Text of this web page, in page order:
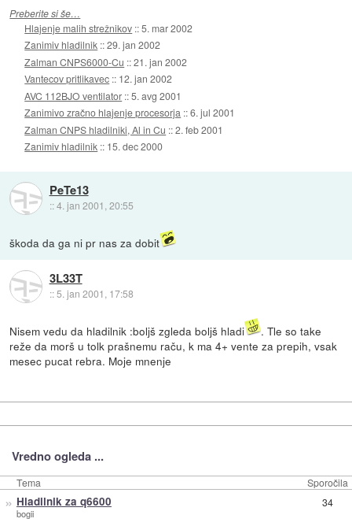
Preberite si še…
Hlajenje malih strežnikov ::5. mar 2002
Zanimiv hladilnik ::29. jan 2002
Zalman CNPS6000-Cu ::21. jan 2002
Vantecov pritlikavec :: 12. jan 2002
AVC 112BJO ventilator ::5. avg 2001
Zanimivo zračno hlajenje procesorja ::6. jul 2001
Zalman CNPS hladilniki, Al in Cu ::2. feb 2001
Zanimiv hladilnik :: 15. dec 2000
PeTe13
::4. jan 2001, 20:55
škoda da ga ni pr nas za dobit
3L33T
::5. jan 2001, 17:58
Nisem vedu da hladilnik :boljš zgleda boljš hladi
. Tle so take
reže da morš u tolk prašnemu raču, k ma 4+ vente za prepih, vsak
mesec pucat rebra. Moje mnenje
Vredno ogleda ...
Tema Sporočila
» Hladilnik za q6600
bogii
34